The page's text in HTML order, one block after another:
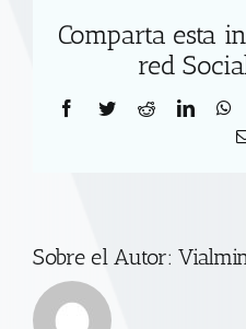
Comparta esta
red
Facebook
TwitterReddit
Sobre el Autor: